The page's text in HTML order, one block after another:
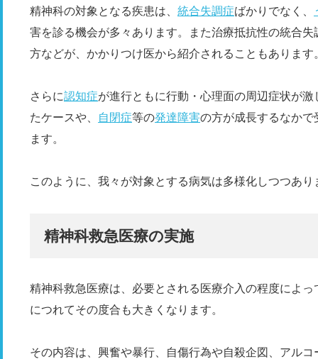
精神科の対象となる疾患は、 統合失調症ばかりでなく、
害を診る機会が多々あります。また治療抵抗性の統合
方などが、かかりつけ医から紹介されることもあります
さらに認知症が進行ともに行動・心理面の周辺症状が
たケースや、
自閉症等の発達障害の方が成長するなか
ます。
このように、我々が対象とする病気は多様化しつつあり
精神科救急医療の実施
精神科救急医療は、必要とされる医療介入の程度によ
につれてその度合も大きくなります。
その内容は、興奮や暴行、自傷行為や自殺企図、アル